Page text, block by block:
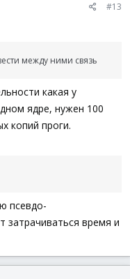
#13
между ними связь
какая у
ядре, нужен 100
копий проги.
псевдо-
затрачиваться время и